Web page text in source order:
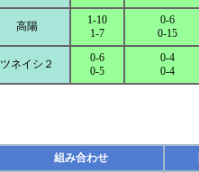
高陽
1-10
1-7
0-6
0-15
ツネイシ２
0-6
0-5
0-4
0-4
組み合わせ